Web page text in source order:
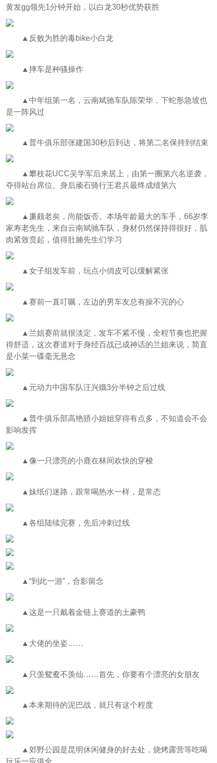
黄发gg领先1分钟开始，以白龙30秒优势获胜
▲ 反败为胜的毒bike小白龙
▲ 摔车是种骚操作
▲ 中年组第一名，云南斌驰车队陈荣华，下蛇形急坡也
是一阵风过
▲普牛俱乐部张建国30秒后到达，将第二名保持到结束
▲ 攀枝花UCC吴学军后来居上，由第一圈第六名逆袭，
夺得站台席位。身后顽石骑行王君兵最终成绩第六
▲ 廉颇老矣，尚能饭否。本场年龄最大的车手，66岁李
家寿老先生，来自云南斌驰车队，身材仍然保持得很好，肌
肉紧致贲起，值得肚腩先生们学习
▲ 女子组发车前，玩点小俏皮可以缓解紧张
▲ 赛前一直叮嘱，左边的男车友总有操不完的心
▲ 兰姐赛前就很淡定，发车不紧不慢，全程节奏也把握
得舒适，这次赛道对于身经百战已成神话的兰姐来说，简直
是小菜一碟毫无悬念
▲ 元动力中国车队汪兴娥3分半钟之后过线
▲ 普牛俱乐部高艳骄小姐姐穿得有点多，不知道会不会
影响发挥
▲像一只漂亮的小鹿在林间欢快的穿梭
▲ 妹纸们迷路，跟常喝热水一样，是常态
▲ 各组陆续完赛，先后冲刺过线
▲ “到此一游”，合影留念
▲ 这是一只戴着金链上赛道的土豪鸭
▲ 大佬的坐姿……
▲ 只羡鸳鸯不羡仙……首先，你要有个漂亮的女朋友
▲本来期待的泥巴战，就只有这个程度
▲ 郊野公园是昆明休闲健身的好去处，烧烤露营等吃喝